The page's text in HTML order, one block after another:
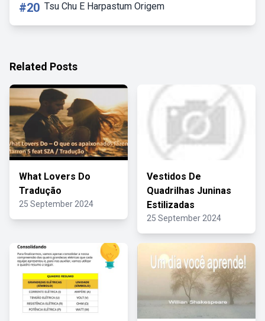
#20 Tsu Chu E Harpastum Origem
Related Posts
What Lovers Do
Tradução
25 September 2024
Vestidos De
Quadrilhas Juninas
Estilizadas
25 September 2024